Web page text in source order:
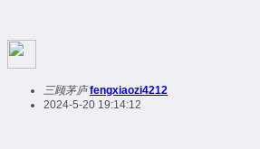
三顾茅庐 fengxiaozi4212
2024-5-20 19:14:12